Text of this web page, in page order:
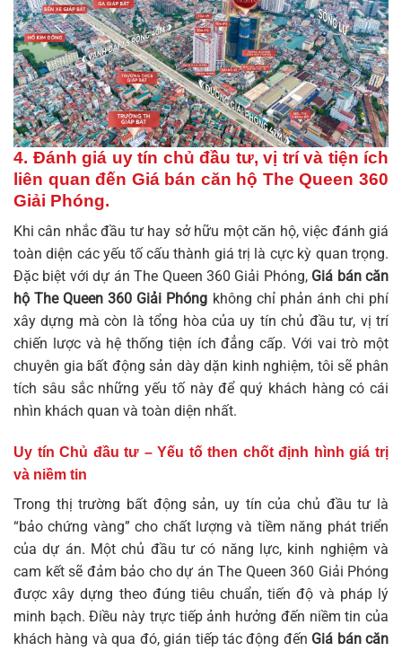
4. Đánh giá uy tín chủ đầu tư, vị trí và tiện ích
liên quan đến Giá bán căn hộ The Queen 360
Giải Phóng.
Khi cân nhắc đầu tư hay sở hữu một căn hộ, việc đánh giá
toàn diện các yếu tố cấu thành giá trị là cực kỳ quan trọng.
Đặc biệt với dự án The Queen 360 Giải Phóng, Giá bán căn
hộ The Queen 360 Giải Phóng không chỉ phản ánh chi phí
xây dựng mà còn là tổng hòa của uy tín chủ đầu tư, vị trí
chiến lược và hệ thống tiện ích đẳng cấp. Với vai trò một
chuyên gia bất động sản dày dặn kinh nghiệm, tôi sẽ phân
tích sâu sắc những yếu tố này để quý khách hàng có cái
nhìn khách quan và toàn diện nhất.
Uy tín Chủ đầu tư – Yếu tố then chốt định hình giá trị
và niềm tin
Trong thị trường bất động sản, uy tín của chủ đầu tư là
“bảo chứng vàng” cho chất lượng và tiềm năng phát triển
của dự án. Một chủ đầu tư có năng lực, kinh nghiệm và
cam kết sẽ đảm bảo cho dự án The Queen 360 Giải Phóng
được xây dựng theo đúng tiêu chuẩn, tiến độ và pháp lý
minh bạch. Điều này trực tiếp ảnh hưởng đến niềm tin của
khách hàng và qua đó, gián tiếp tác động đến Giá bán căn